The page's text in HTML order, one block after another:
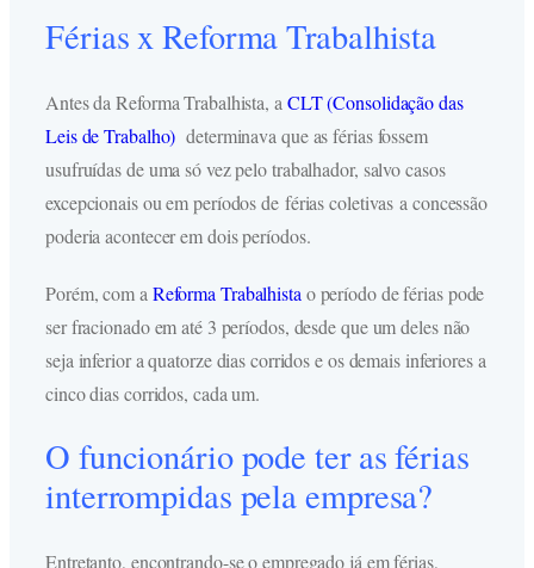
Férias x Reforma Trabalhista
Antes da Reforma Trabalhista, a CLT (Consolidação das
Leis de Trabalho) determinava que as férias fossem
usufruídas de uma só vez pelo trabalhador, salvo casos
excepcionais ou em períodos de férias coletivas a concessão
poderia acontecer em dois períodos.
Porém, com a Reforma Trabalhista o período de férias pode
ser fracionado em até 3 períodos, desde que um deles não
seja inferior a quatorze dias corridos e os demais inferiores a
cinco dias corridos, cada um.
O funcionário pode ter as férias
interrompidas pela empresa?
Entretanto, encontrando-se o empregado já em férias,